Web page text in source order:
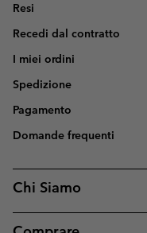
Resi
Recedi dal contratto
I miei ordini
Spedizione
Pagamento
Domande frequenti
Chi Siamo